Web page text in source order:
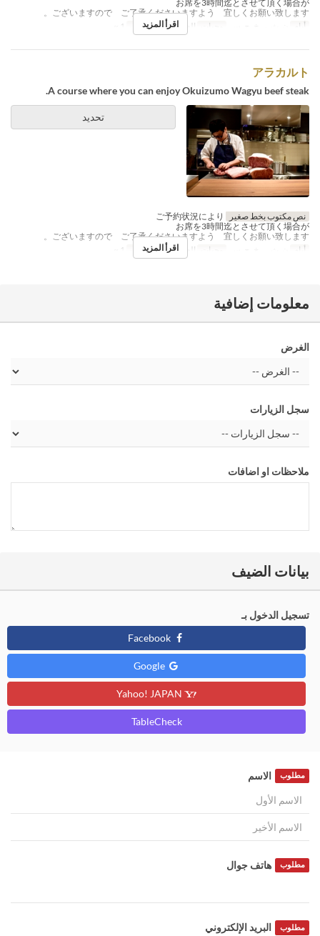
お席を3時間迄とさせて頂く場合が
ございますので ご了承くださいますよう 宜しくお願い致します。
أيام
وجبات العشاء حد الطلب
اقرأ المزيد
アラカルト
A course where you can enjoy Okuizumo Wagyu beef steak.
تحديد
نص مكتوب بخط صغير
お席を3時間迄とさせて頂く場合が
ございますので ご了承くださいますよう 宜しくお願い致します。
أيام
وجبات العشاء حد الطلب
اقرأ المزيد
معلومات إضافية
الغرض
سجل الزيارات
ملاحظات او اضافات
بيانات الضيف
تسجيل الدخول بـ
Facebook
Google
TableCheck
الاسم مطلوب
هاتف جوال مطلوب
البريد الإلكتروني مطلوب